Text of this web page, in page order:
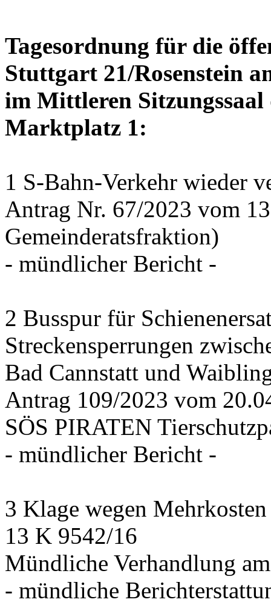
Tagesordnung für die
Stuttgart 21/Rosenstein
im Mittleren Sitzungssaal
Marktplatz 1:
1 S-Bahn-Verkehr wieder
Antrag Nr. 67/2023 vom
Gemeinderatsfraktion)
- mündlicher Bericht -
2 Busspur für
Streckensperrungen
Bad Cannstatt und
Antrag 109/2023 vom
SÖS PIRATEN
- mündlicher Bericht -
3 Klage wegen
13 K 9542/16
Mündliche Verhandlung
- mündliche